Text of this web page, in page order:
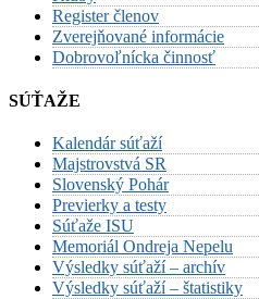
Register členov
Zverejňované informácie
Dobrovoľnícka činnosť
SÚŤAŽE
Kalendár súťaží
Majstrovstvá SR
Slovenský Pohár
Previerky a testy
Súťaže ISU
Memoriál Ondreja Nepelu
Výsledky súťaží – archív
Výsledky súťaží – štatistiky